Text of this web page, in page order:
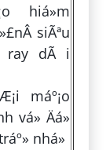
hiá»m
siÃªu
ray dÃ i
máº¡o
vá» Äá»
nhá»